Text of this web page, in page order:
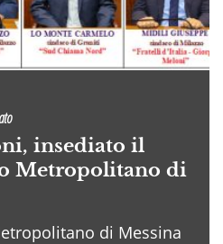
insediato il
Metropolitano di
di Messina